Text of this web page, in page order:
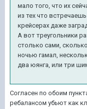
мало того, что их
из тех что
крейсерах даже
А вот треугольники
столько сами,
ночью гамал,
два юянга, или три
Согласен по обоим
ребалансом убьют как